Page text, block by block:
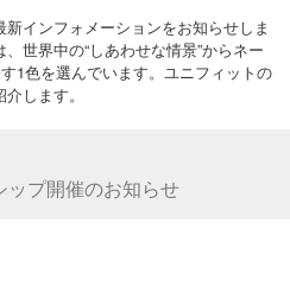
インフォメーションをお知らせしま
世界中の“しあわせな情景”からネー
1色を選んでいます。ユニフィットの
します。
プ開催のお知らせ